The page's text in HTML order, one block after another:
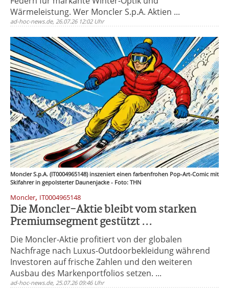
Wärmeleistung. Wer Moncler S.p.A. Aktien ...
ad-hoc-news.de, 26.07.26 12:02 Uhr
Moncler S.p.A. (IT0004965148) inszeniert einen farbenfrohen Pop-Art-Comic mit
Skifahrer in gepolsterter Daunenjacke - Foto: THN
Moncler, IT0004965148
Die Moncler-Aktie bleibt vom starken
Premiumsegment gestützt ...
Die Moncler-Aktie profitiert von der globalen
Nachfrage nach Luxus-Outdoorbekleidung während
Investoren auf frische Zahlen und den weiteren
Ausbau des Markenportfolios setzen. ...
ad-hoc-news.de, 25.07.26 09:46 Uhr